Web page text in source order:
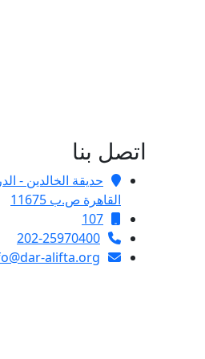
اتصل بنا
حديقة الخالدين -
القاهرة ص.ب 11675
107
202-25970400
alifta.org